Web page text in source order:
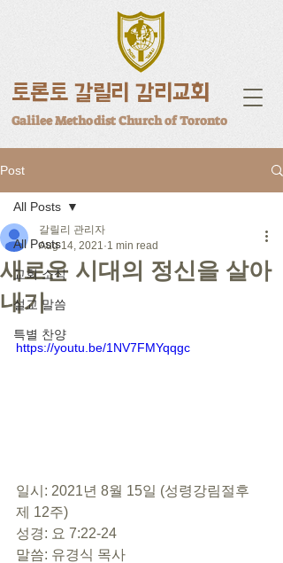
토론토 갈릴리 감리교회
Galilee Methodist Church of Toronto
Post
All Posts
교회 소식
설교 말씀
특별 찬양
All Posts
새로운 시대의 정신을 살아
내기
갈릴리 관리자
Aug 14, 2021 1 min read
https://youtu.be/1NV7FMYqqgc
일시: 2021년 8월 15일 (성령강림절후
제 12주)
성경: 요 7:22-24
말씀: 유경식 목사